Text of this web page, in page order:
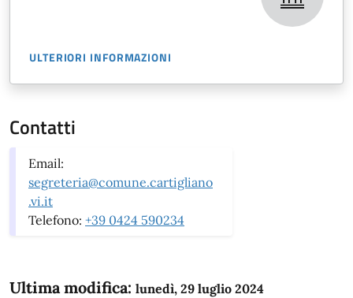
ULTERIORI INFORMAZIONI
Contatti
Email:
segreteria@comune.cartigliano
.vi.it
Telefono: +39 0424 590234
Ultima modifica: lunedì, 29 luglio 2024